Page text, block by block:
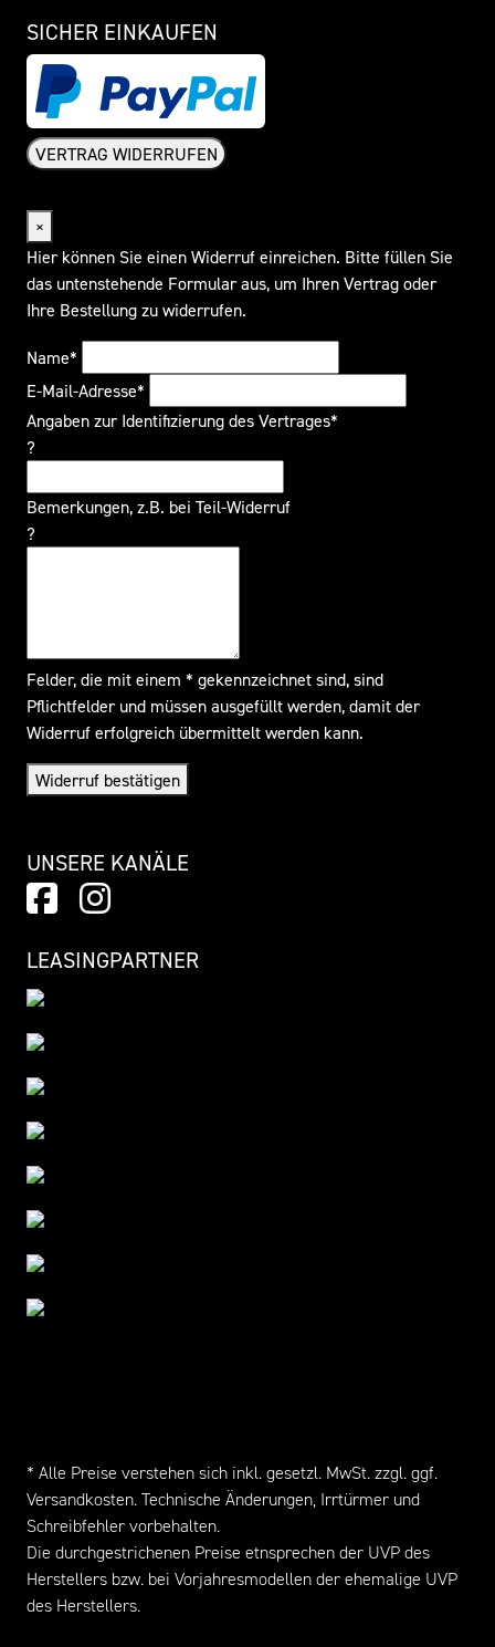
SICHER EINKAUFEN
VERTRAG WIDERRUFEN
×
Hier können Sie einen Widerruf einreichen. Bitte füllen Sie
das untenstehende Formular aus, um Ihren Vertrag oder
Ihre Bestellung zu widerrufen.
Name*
E-Mail-Adresse*
Angaben zur Identifizierung des Vertrages*
?
Bemerkungen, z.B. bei Teil-Widerruf
?
Felder, die mit einem * gekennzeichnet sind, sind
Pflichtfelder und müssen ausgefüllt werden, damit der
Widerruf erfolgreich übermittelt werden kann.
Widerruf bestätigen
UNSERE KANÄLE
LEASINGPARTNER
* Alle Preise verstehen sich inkl. gesetzl. MwSt. zzgl. ggf.
Versandkosten. Technische Änderungen, Irrtürmer und
Schreibfehler vorbehalten.
Die durchgestrichenen Preise etnsprechen der UVP des
Herstellers bzw. bei Vorjahresmodellen der ehemalige UVP
des Herstellers.